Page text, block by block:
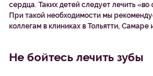
сердца. Таких детей следует лечить «во
При такой необходимости мы
коллегам в клиниках в Тольятти, Самаре
Не бойтесь лечить зубы